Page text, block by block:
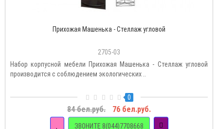
Прихожая Машенька - Стеллаж угловой
2705-03
Набор корпусной мебели Прихожая Машенька - Стеллаж угловой
производится с соблюдением экологических ..
0
84 бел.руб. 76 бел.руб.
ЗВОНИТЕ 8(044)7708668